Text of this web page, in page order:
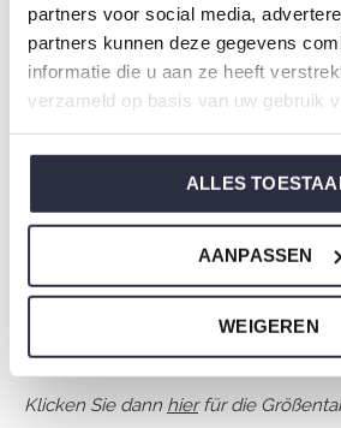
partners voor social media,
partners kunnen deze gegevens
informatie die u aan ze heeft
verzameld op basis van uw gebruik
ALLES
AANPASSEN
WEIGEREN
Geschlecht: Damen
Farbe: Off white + black
Die Nachtwäsche von Charlie Choe
einem wunderbar weichen Jersey
Sie sind sich nicht sicher, welche
Klicken Sie dann hierfür die